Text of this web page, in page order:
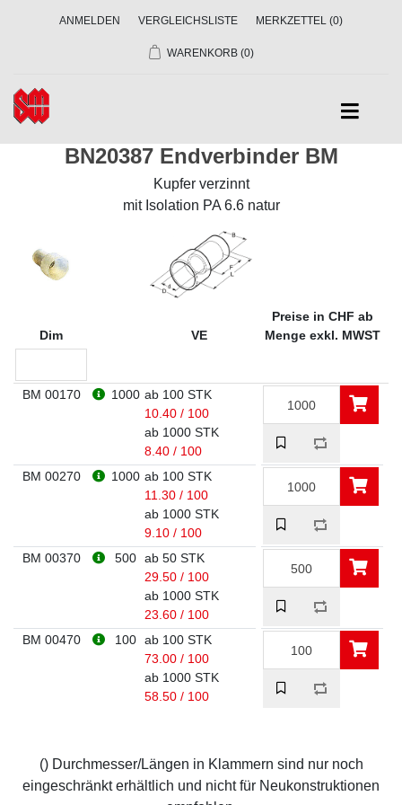
ANMELDEN VERGLEICHSLISTE MERKZETTEL (0)
WARENKORB (0)
BN20387 Endverbinder BM
Kupfer verzinnt
mit Isolation PA 6.6 natur
Dim VE
Preise in CHF ab
Menge exkl. MWST
BM 00170 1000 ab 100 STK
10.40 / 100
ab 1000 STK
8.40 / 100
BM 00270
1000 ab 100 STK
11.30 / 100
ab 1000 STK
9.10 / 100
BM 00370
500 ab 50 STK
29.50 / 100
ab 1000 STK
23.60 / 100
BM 00470
100 ab 100 STK
73.00 / 100
ab 1000 STK
58.50 / 100
() Durchmesser/Längen in Klammern sind nur noch
eingeschränkt erhältlich und nicht für Neukonstruktionen